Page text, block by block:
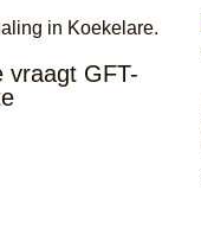
vraagt GFT-